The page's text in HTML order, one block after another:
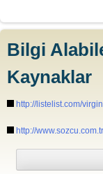
Bilgi
Kaynaklar
http://listelist.com/
http://
https://